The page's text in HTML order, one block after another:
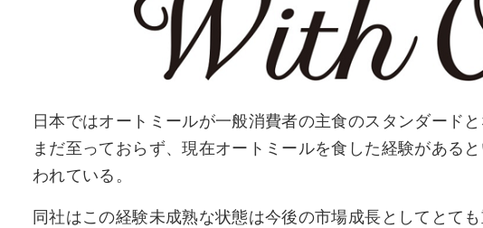
日本ではオートミールが一般消費者の主食のスタンダード
まだ至っておらず、現在オートミールを食した経験がある
われている。
同社はこの経験未成熟な状態は今後の市場成長としてとて